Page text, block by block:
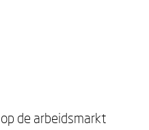
de arbeidsmarkt